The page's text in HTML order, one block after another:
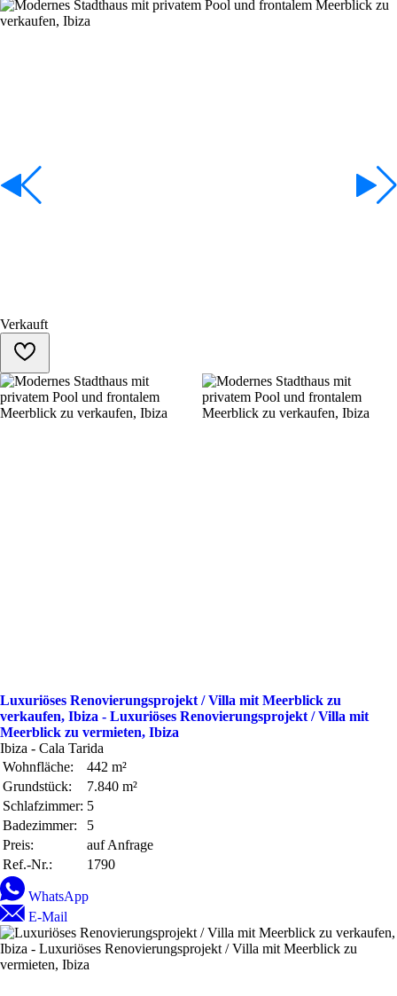
Verkauft
Luxuriöses Renovierungsprojekt / Villa mit Meerblick zu
verkaufen, Ibiza - Luxuriöses Renovierungsprojekt / Villa mit
Meerblick zu vermieten, Ibiza
Ibiza - Cala Tarida
Wohnfläche:
442 m²
Grundstück:
7.840 m²
Schlafzimmer: 5
Badezimmer:
5
Preis:
auf Anfrage
Ref.-Nr.:
1790
WhatsApp
E-Mail